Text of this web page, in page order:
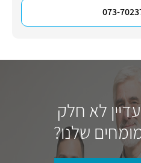
073-
לא חלק
שלנו?